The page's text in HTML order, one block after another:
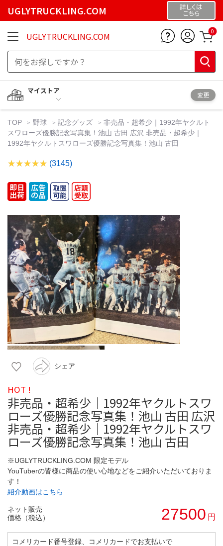
UGLYTRUCKLING.COM 詳しくは
こちら
UGLYTRUCKLING.COM 0
マイストア
変更
TOP 野球 記念グッズ
非売品・超希少｜1992年ヤクルト
スワローズ優勝記念写真集！池山 古田 広沢 非売品・超希少｜
1992年ヤクルトスワローズ優勝記念写真集！池山 古田
(3145)
シェア
HOT !
非売品・超希少｜1992年ヤクルトスワ
ローズ優勝記念写真集！池山 古田 広沢
非売品・超希少｜1992年ヤクルトスワ
ローズ優勝記念写真集！池山 古田
※UGLYTRUCKLING.COM 限定モデル
YouTuberの皆様に商品の使い心地などをご紹介いただいておりま
す！
紹介動画はこちら
ネット販売
価格（税込）
27500 円
コメリカード番号登録、コメリカードでお支払いで